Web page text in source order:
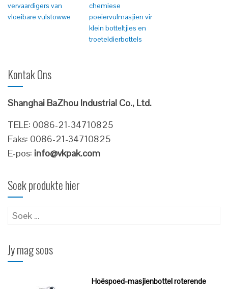
vervaardigers van
vloeibare vulstowwe
chemiese
poeiervulmasjien vir
klein botteltjies en
troeteldierbottels
Kontak Ons
Shanghai BaZhou Industrial Co., Ltd.
TELE: 0086-21-34710825
Faks: 0086-21-34710825
E-pos: info@vkpak.com
Soek produkte hier
Soek
Jy mag soos
Hoëspoed-masjienbottel roterende